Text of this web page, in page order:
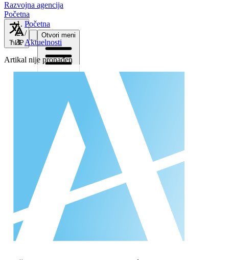
Razvojna agencija
Početna
ЋИР
Otvori meni
Početna
/
Aktuelnosti
Artikal nije pronađen